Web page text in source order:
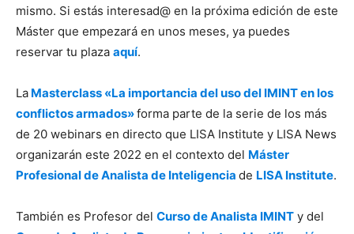
mismo. Si estás interesad@ en la próxima edición de este
Máster que empezará en unos meses, ya puedes
reservar tu plaza aquí.
La Masterclass «​​​​​​​La importancia del uso del IMINT en los
conflictos armados»forma parte de la serie de los más
de 20 webinars en directo que LISA Institute y LISA News
organizarán este 2022 en el contexto del Máster
Profesional de Analista de Inteligencia de LISA Institute.
También es Profesor del Curso de Analista IMINT y del